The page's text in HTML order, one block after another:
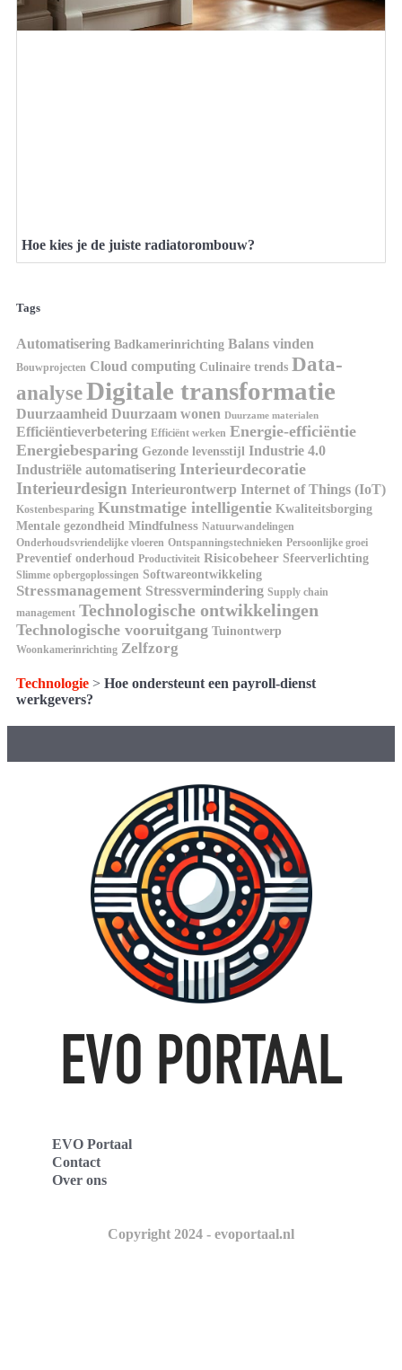
Hoe kies je de juiste radiatorombouw?
Tags
Automatisering Badkamerinrichting Balans vinden
Bouwprojecten Cloud computing Culinaire trends Data-
analyseDigitale transformatie
Duurzaamheid Duurzaam wonen Duurzame materialen
Efficiëntieverbetering Efficiënt werken Energie-efficiëntie
Energiebesparing Gezonde levensstijl Industrie 4.0
Industriële automatisering Interieurdecoratie
Interieurdesign Interieurontwerp Internet of Things (IoT)
Kostenbesparing Kunstmatige intelligentie Kwaliteitsborging
Mentale gezondheid Mindfulness Natuurwandelingen
Onderhoudsvriendelijke vloeren Ontspanningstechnieken Persoonlijke groei
Preventief onderhoud Productiviteit Risicobeheer Sfeerverlichting
Slimme opbergoplossingen Softwareontwikkeling
Stressmanagement Stressvermindering Supply chain
management Technologische ontwikkelingen
Technologische vooruitgang Tuinontwerp
Woonkamerinrichting Zelfzorg
Technologie > Hoe ondersteunt een payroll-dienst
werkgevers?
EVO Portaal
Contact
Over ons
Copyright 2024 - evoportaal.nl